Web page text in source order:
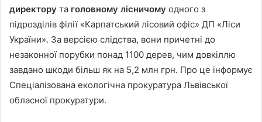
директору та головному лісничому одного з
підрозділів філії «Карпатський лісовий офіс» ДП «Ліси
України». За версією слідства, вони причетні до
незаконної порубки понад 1100 дерев, чим довкіллю
завдано шкоди більш як на 5,2 млн грн. Про це інформує
Спеціалізована екологічна прокуратура Львівської
обласної прокуратури.